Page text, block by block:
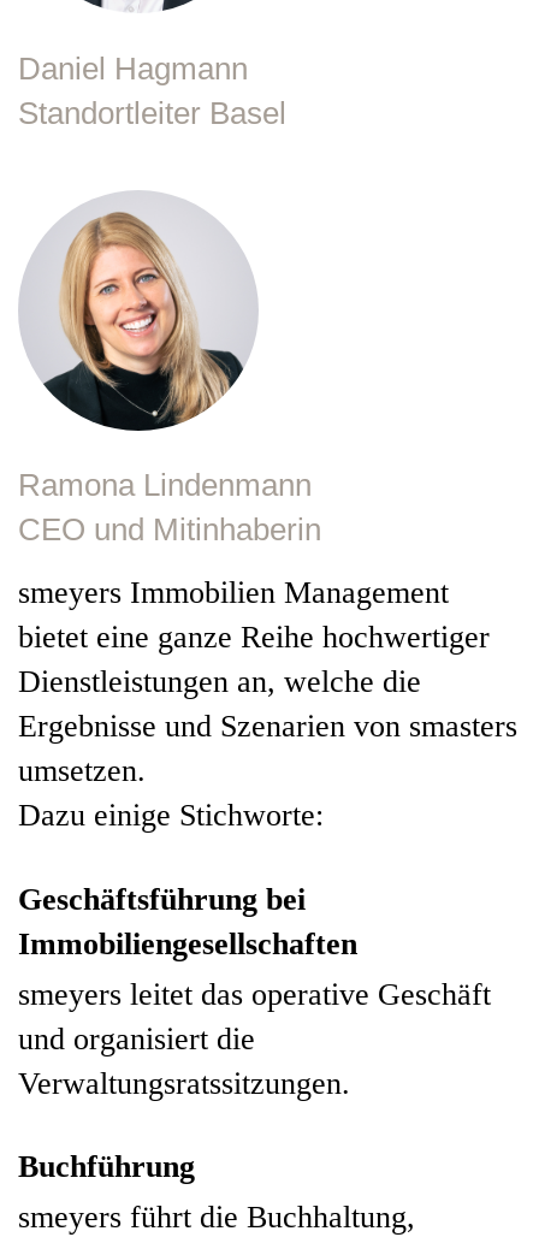
Daniel Hagmann
Standortleiter Basel
Ramona Lindenmann
CEO und Mitinhaberin
smeyers Immobilien Management
bietet eine ganze Reihe hochwertiger
Dienstleistungen an, welche die
Ergebnisse und Szenarien von smasters
umsetzen.
Dazu einige Stichworte:
Geschäftsführung bei
Immobiliengesellschaften
smeyers leitet das operative Geschäft
und organisiert die
Verwaltungsratssitzungen.
Buchführung
smeyers führt die Buchhaltung,